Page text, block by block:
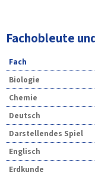
Fachobleute
Fach
Biologie
Chemie
Deutsch
Darstellendes Spiel
Englisch
Erdkunde